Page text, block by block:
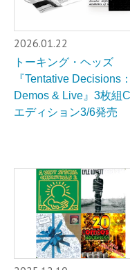
2026.01.22
トーキング・ヘッズ
『Tentative Decisions：
Demos & Live』3枚組
エディション3/6発売